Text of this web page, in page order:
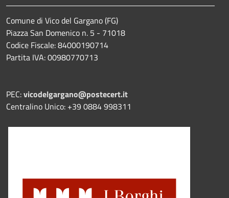
Comune di Vico del Gargano (FG)
Piazza San Domenico n. 5 - 71018
Codice Fiscale: 84000190714
Partita IVA: 00980770713
PEC:vicodelgargano@postecert.it
Centralino Unico: +39 0884 998311